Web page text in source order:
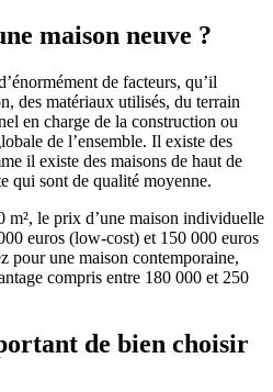
maison neuve ?
de facteurs, qu’il
des matériaux utilisés, du terrain
en charge de la construction ou
de l’ensemble. Il existe des
il existe des maisons de haut de
qui sont de qualité moyenne.
m², le prix d’une maison individuelle
euros (low-cost) et 150 000 euros
pour une maison contemporaine,
compris entre 180 000 et 250
de bien choisir